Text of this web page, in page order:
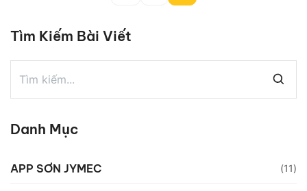
Tìm Kiếm Bài Viết
Danh Mục
APP SƠN JYMEC (11)